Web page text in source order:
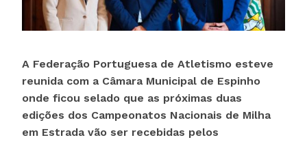
A Federação Portuguesa de Atletismo esteve
reunida com a Câmara Municipal de Espinho
onde ficou selado que as próximas duas
edições dos Campeonatos Nacionais de Milha
em Estrada vão ser recebidas pelos